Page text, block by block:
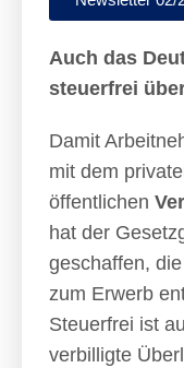
Auch das
steuerfrei
Damit
mit dem
öffentlichen
hat der
geschaffen,
zum Erwerb
Steuerfrei ist
verbilligte